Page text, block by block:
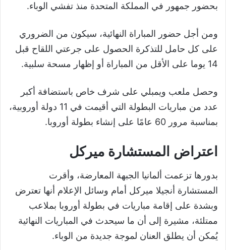
بحضور جمهور في المملكة المتحدة منذ تفشي الوباء.
ومن أجل حضور المباراة النهائية، سيكون من الضروري
على كل حامل للتذكرة الحصول على جرعتي اللقاح قبل
14 يوما على الأقل من المباراة أو إظهار مسحة سلبية.
وحصل ملعب ويمبلي على شرف خاص باستضافة أكبر
عدد من مباريات البطولة التي أقيمت في 11 دولة أوروبية،
بمناسبة مرور 60 عامًا على إنشاء بطولة أوروبا.
اعتراض المستشارة ميركل
بدورها تزعمت ألمانيا الجبهة المعارضة، وأقرت
المستشارة أنجيلا ميركل أمام وسائل الإعلام أنها تعترض
وبشدة على إقامة مباريات في بطولة أوروبا بملاعب
ممتلئة، مشيرة إلى أن ما سيحدث في المباريات النهائية
يُمكن أن يطلق العنان لموجة جديدة من الوباء.